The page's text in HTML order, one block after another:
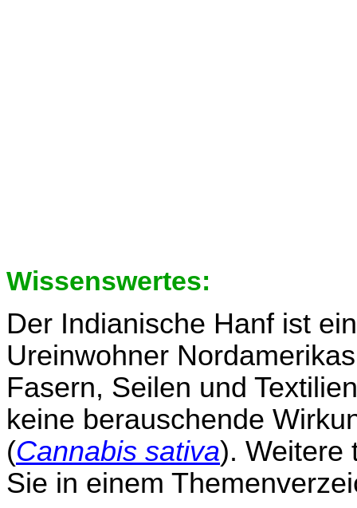
Wissenswertes:
Der Indianische Hanf ist
Ureinwohner
Fasern, Seilen und
keine berauschende
(Cannabis sativa). Weitere
Sie in einem